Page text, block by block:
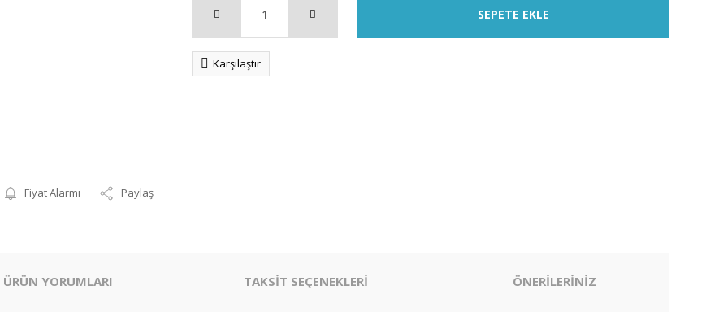
Fiyat Alarmı Paylaş
SEPETE EKLE
Karşılaştır
ÜRÜN YORUMLARI TAKSİT SEÇENEKLERİ ÖNERİLERİNİZ